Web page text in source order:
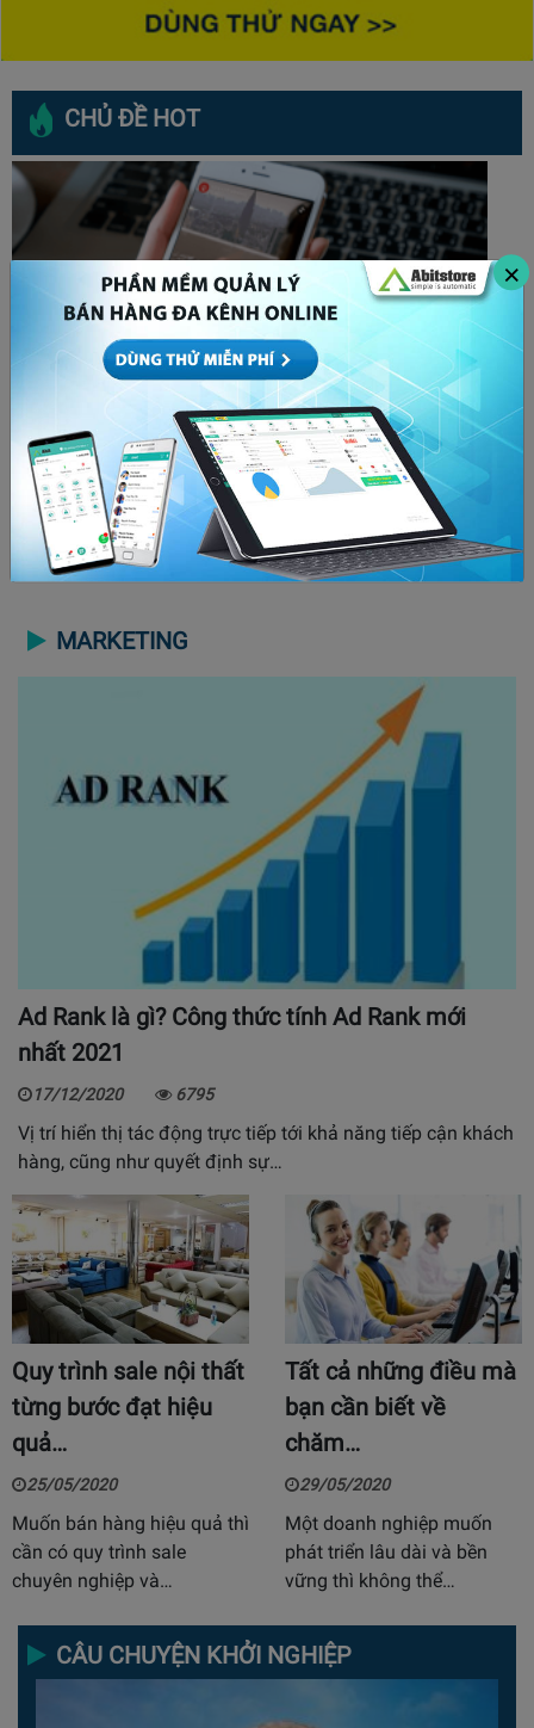
×
CHỦ ĐỀ HOT
Bóp tương tác là gì? Cách để x5 tương tác bất
chấp thuật toán Facebook
MARKETING
Ad Rank là gì? Công thức tính Ad Rank mới
nhất 2021
17/12/2020 6795
Vị trí hiển thị tác động trực tiếp tới khả năng tiếp cận khách
hàng, cũng như quyết định sự…
Quy trình sale nội thất
từng bước đạt hiệu
quả…
25/05/2020
Muốn bán hàng hiệu quả thì
cần có quy trình sale
chuyên nghiệp và…
Tất cả những điều mà
bạn cần biết về
chăm…
29/05/2020
Một doanh nghiệp muốn
phát triển lâu dài và bền
vững thì không thể…
CÂU CHUYỆN KHỞI NGHIỆP